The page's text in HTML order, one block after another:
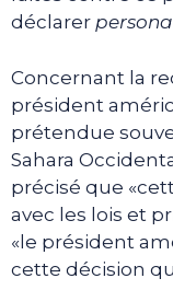
déclarer
Concernant la
président
prétendue
Sahara
précisé que
avec les lois et
«le président
cette décision